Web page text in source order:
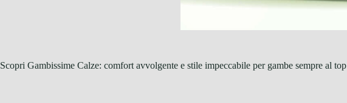
Scopri Gambissime Calze: comfort avvolgente e stile impeccabile per gambe sempre al top